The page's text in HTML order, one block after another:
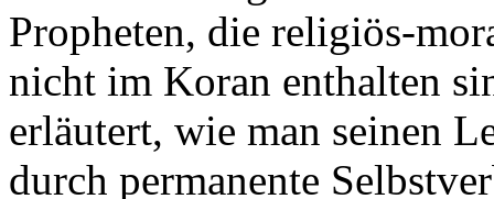
Propheten, die religiös-
nicht im Koran enthalten
erläutert, wie man seinen
durch permanente